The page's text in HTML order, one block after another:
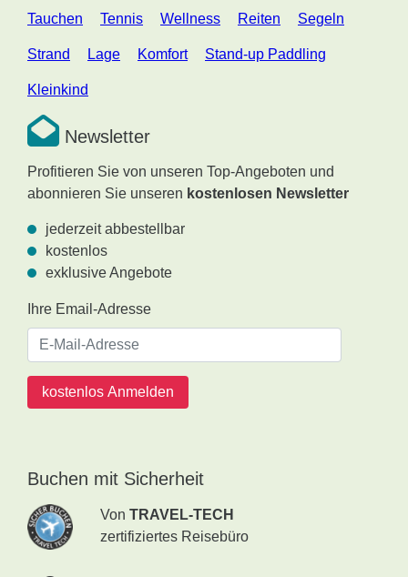
Tauchen Tennis Wellness Reiten Segeln
Strand Lage Komfort Stand-up Paddling
Kleinkind
Newsletter
Profitieren Sie von unseren Top-Angeboten und
abonnieren Sie unseren kostenlosen Newsletter
jederzeit abbestellbar
kostenlos
exklusive Angebote
Ihre Email-Adresse
kostenlos Anmelden
Buchen mit Sicherheit
Von TRAVEL-TECH
zertifiziertes Reisebüro